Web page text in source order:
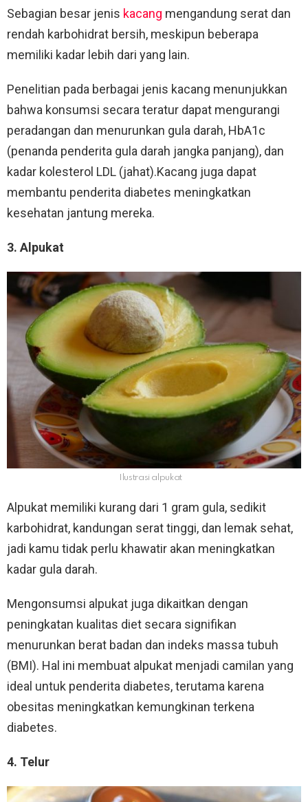
Sebagian besar jenis kacang mengandung serat dan
rendah karbohidrat bersih, meskipun beberapa
memiliki kadar lebih dari yang lain.
Penelitian pada berbagai jenis kacang menunjukkan
bahwa konsumsi secara teratur dapat mengurangi
peradangan dan menurunkan gula darah, HbA1c
(penanda penderita gula darah jangka panjang), dan
kadar kolesterol LDL (jahat).Kacang juga dapat
membantu penderita diabetes meningkatkan
kesehatan jantung mereka.
3. Alpukat
Ilustrasi alpukat
Alpukat memiliki kurang dari 1 gram gula, sedikit
karbohidrat, kandungan serat tinggi, dan lemak sehat,
jadi kamu tidak perlu khawatir akan meningkatkan
kadar gula darah.
Mengonsumsi alpukat juga dikaitkan dengan
peningkatan kualitas diet secara signifikan
menurunkan berat badan dan indeks massa tubuh
(BMI). Hal ini membuat alpukat menjadi camilan yang
ideal untuk penderita diabetes, terutama karena
obesitas meningkatkan kemungkinan terkena
diabetes.
4. Telur